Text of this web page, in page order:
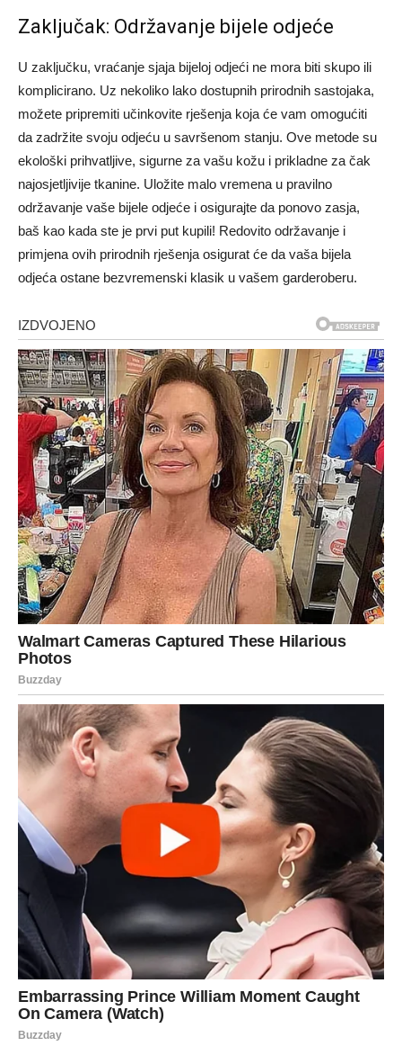
Zaključak: Održavanje bijele odjeće
U zaključku, vraćanje sjaja bijeloj odjeći ne mora biti skupo ili
komplicirano. Uz nekoliko lako dostupnih prirodnih sastojaka,
možete pripremiti učinkovite rješenja koja će vam omogućiti
da zadržite svoju odjeću u savršenom stanju. Ove metode su
ekološki prihvatljive, sigurne za vašu kožu i prikladne za čak
najosjetljivije tkanine. Uložite malo vremena u pravilno
održavanje vaše bijele odjeće i osigurajte da ponovo zasja,
baš kao kada ste je prvi put kupili! Redovito održavanje i
primjena ovih prirodnih rješenja osigurat će da vaša bijela
odjeća ostane bezvremenski klasik u vašem garderoberu.